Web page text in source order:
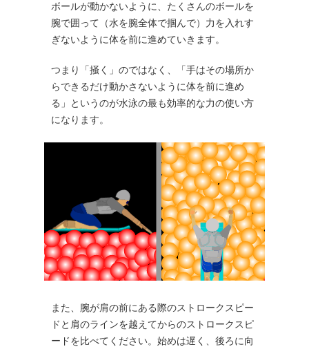
ボールが動かないように、たくさんのボールを
腕で囲って（水を腕全体で掴んで）力を入れす
ぎないように体を前に進めていきます。
つまり「掻く」のではなく、「手はその場所か
らできるだけ動かさないように体を前に進め
る」というのが水泳の最も効率的な力の使い方
になります。
また、腕が肩の前にある際のストロークスピー
ドと肩のラインを越えてからのストロークスピ
ードを比べてください。始めは遅く、後ろに向